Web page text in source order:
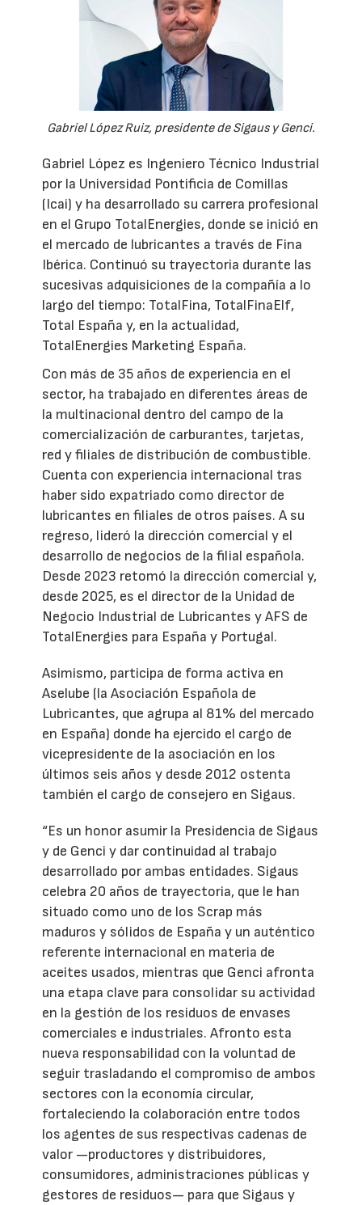
Gabriel López Ruiz, presidente de Sigaus y Genci.
Gabriel López es Ingeniero Técnico Industrial
por la Universidad Pontificia de Comillas
(Icai) y ha desarrollado su carrera profesional
en el Grupo TotalEnergies, donde se inició en
el mercado de lubricantes a través de Fina
Ibérica. Continuó su trayectoria durante las
sucesivas adquisiciones de la compañía a lo
largo del tiempo: TotalFina, TotalFinaElf,
Total España y, en la actualidad,
TotalEnergies Marketing España.
Con más de 35 años de experiencia en el
sector, ha trabajado en diferentes áreas de
la multinacional dentro del campo de la
comercialización de carburantes, tarjetas,
red y filiales de distribución de combustible.
Cuenta con experiencia internacional tras
haber sido expatriado como director de
lubricantes en filiales de otros países. A su
regreso, lideró la dirección comercial y el
desarrollo de negocios de la filial española.
Desde 2023 retomó la dirección comercial y,
desde 2025, es el director de la Unidad de
Negocio Industrial de Lubricantes y AFS de
TotalEnergies para España y Portugal.
Asimismo, participa de forma activa en
Aselube (la Asociación Española de
Lubricantes, que agrupa al 81% del mercado
en España) donde ha ejercido el cargo de
vicepresidente de la asociación en los
últimos seis años y desde 2012 ostenta
también el cargo de consejero en Sigaus.
“Es un honor asumir la Presidencia de Sigaus
y de Genci y dar continuidad al trabajo
desarrollado por ambas entidades. Sigaus
celebra 20 años de trayectoria, que le han
situado como uno de los Scrap más
maduros y sólidos de España y un auténtico
referente internacional en materia de
aceites usados, mientras que Genci afronta
una etapa clave para consolidar su actividad
en la gestión de los residuos de envases
comerciales e industriales. Afronto esta
nueva responsabilidad con la voluntad de
seguir trasladando el compromiso de ambos
sectores con la economía circular,
fortaleciendo la colaboración entre todos
los agentes de sus respectivas cadenas de
valor —productores y distribuidores,
consumidores, administraciones públicas y
gestores de residuos— para que Sigaus y